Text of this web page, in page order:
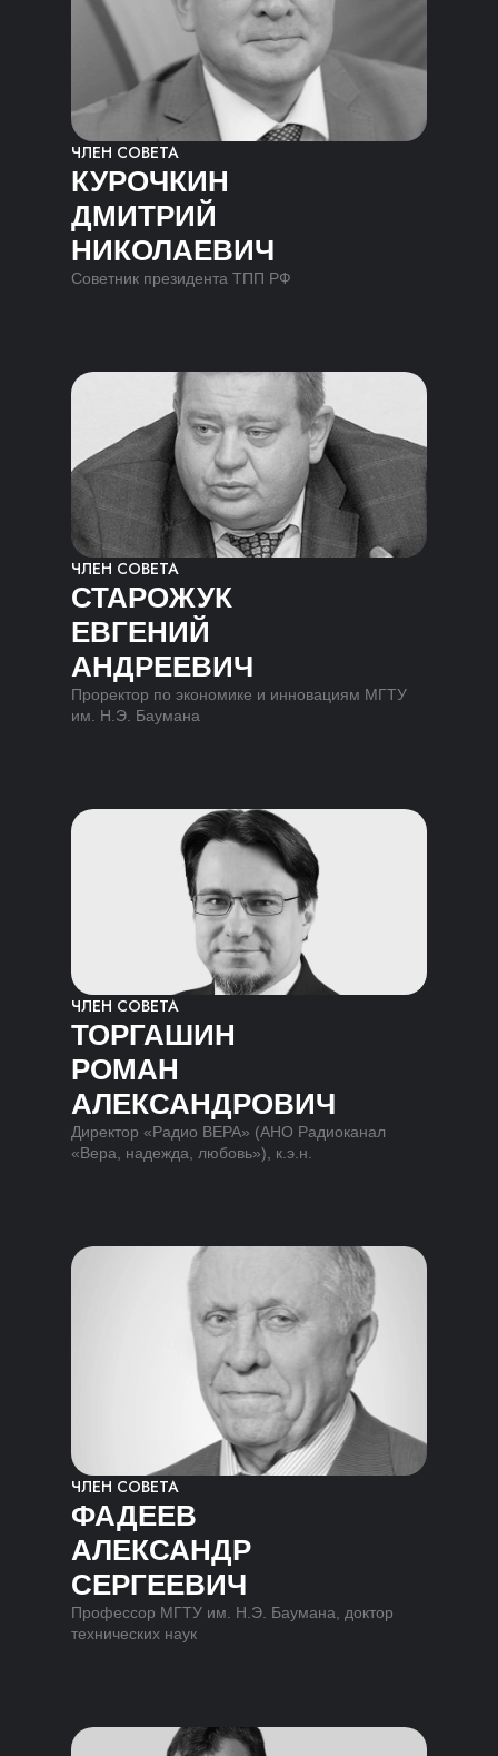
ЧЛЕН СОВЕТА
СТАРОЖУК
ЕВГЕНИЙ
АНДРЕЕВИЧ
Проректор по экономике и инновациям МГТУ
им. Н.Э. Баумана
ЧЛЕН СОВЕТА
ТОРГАШИН
РОМАН
АЛЕКСАНДРОВИЧ
Директор «Радио ВЕРА» (АНО Радиоканал
«Вера, надежда, любовь»), к.э.н.
ЧЛЕН СОВЕТА
КУРОЧКИН
ДМИТРИЙ
НИКОЛАЕВИЧ
Советник президента ТПП РФ
ЧЛЕН СОВЕТА
ФАДЕЕВ
АЛЕКСАНДР
СЕРГЕЕВИЧ
Профессор МГТУ им. Н.Э. Баумана, доктор
технических наук